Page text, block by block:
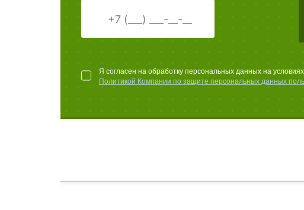
Я согласен на обработку персональных данных на
Политикой Компании по защите персональных данных